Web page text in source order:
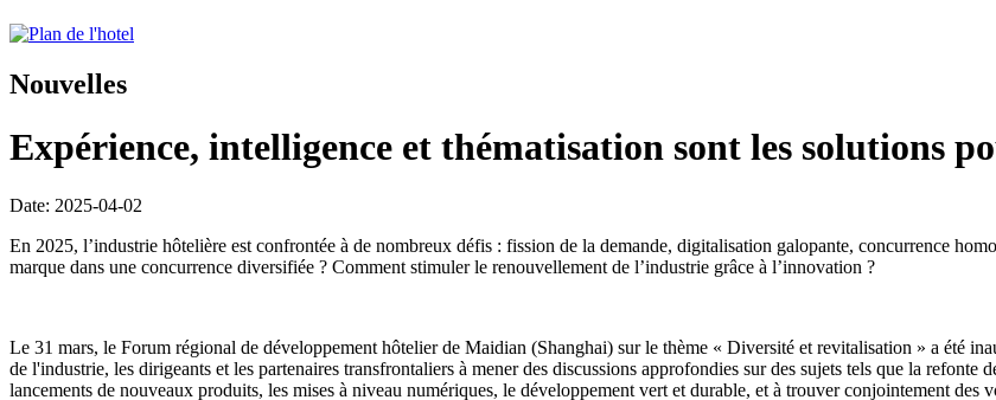
Nouvelles
Expérience, intelligence et thématisation sont les solutions
Date: 2025-04-02
En 2025, l’industrie hôtelière est confrontée à de nombreux défis : fission de la demande, digitalisation galopante, concurrence
marque dans une concurrence diversifiée ? Comment stimuler le renouvellement de l’industrie grâce à l’innovation ?
Le 31 mars, le Forum régional de développement hôtelier de Maidian (Shanghai) sur le thème « Diversité et revitalisation » a été
de l'industrie, les dirigeants et les partenaires transfrontaliers à mener des discussions approfondies sur des sujets tels que la
lancements de nouveaux produits, les mises à niveau numériques, le développement vert et durable, et à trouver conjointement